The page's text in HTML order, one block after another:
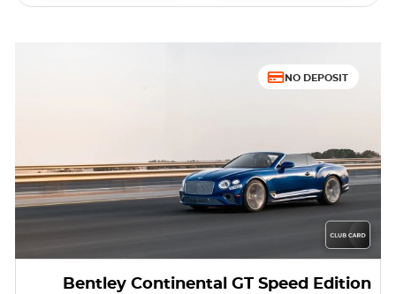
NO DEPOSIT
Bentley Continental GT Speed Edition